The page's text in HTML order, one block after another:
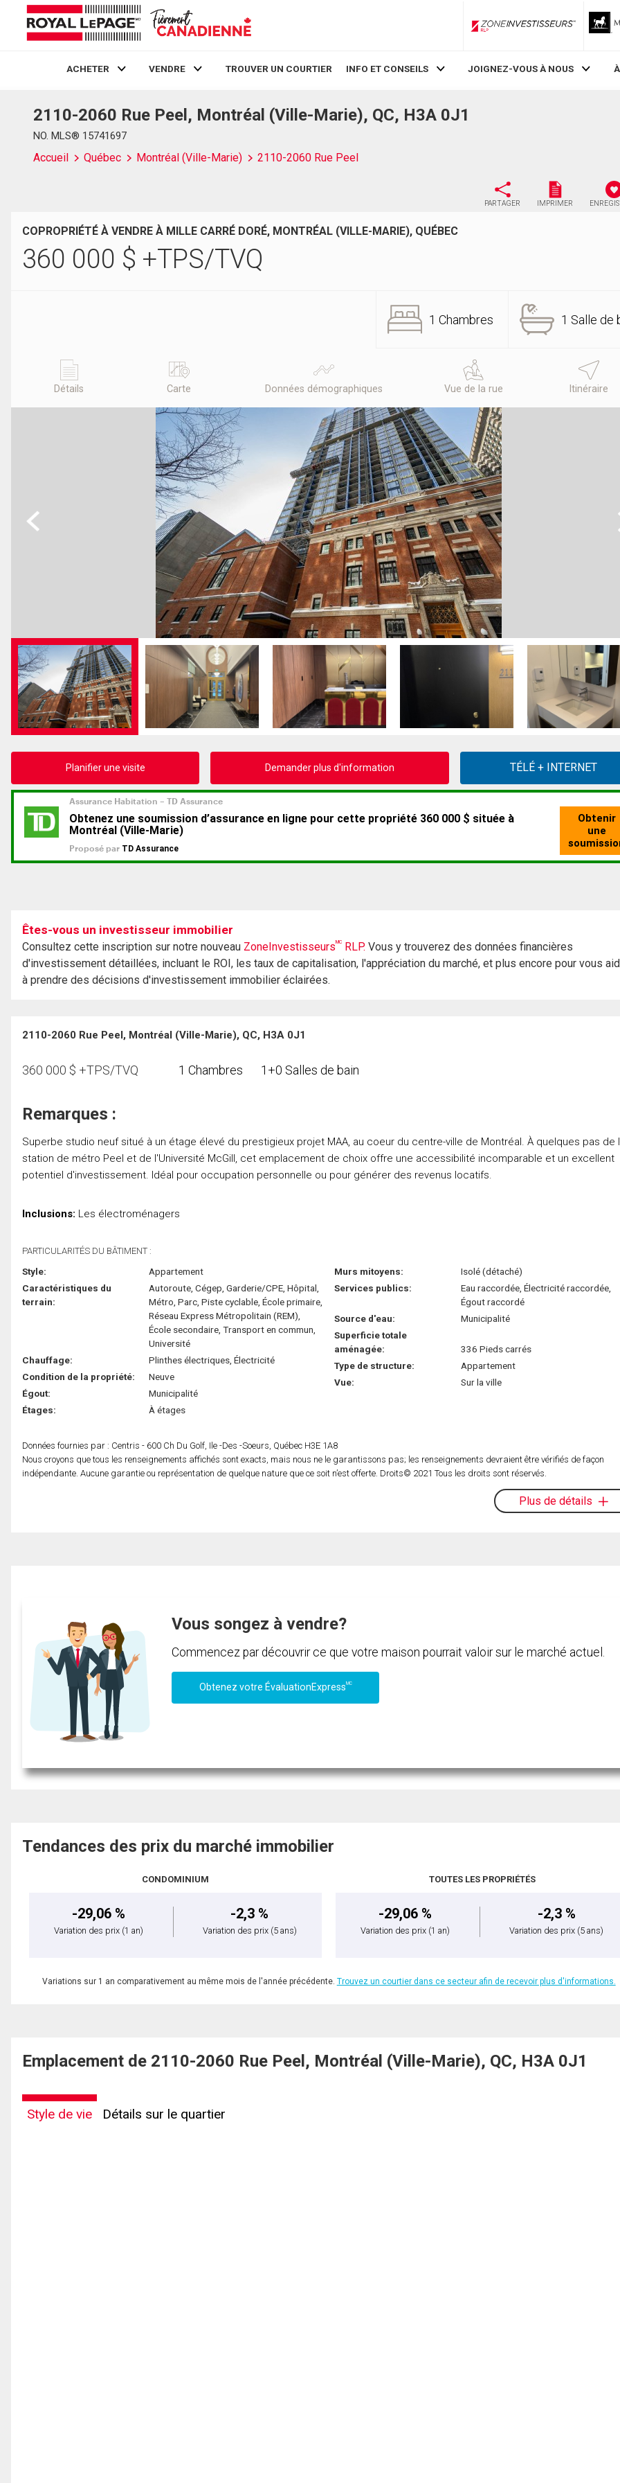
ZoneInvestisseurs RLP
ACHETER VENDRE TROUVER UN COURTIER INFO ET CONSEILS JOIGNEZ-VOUS À NOUS
2110-2060 Rue Peel, Montréal (Ville-Marie), QC, H3A 0J1
NO. MLS® 15741697
Accueil Québec Montréal (Ville-Marie) 2110-2060 Rue Peel
PARTAGER IMPRIMER
COPROPRIÉTÉ À VENDRE À MILLE CARRÉ DORÉ, MONTRÉAL (VILLE-MARIE), QUÉBEC
360 000 $ +TPS/TVQ
1 Chambres 1 Salle de
Détails Carte Données démographiques Vue de la rue Itinéraire
Previous
Planifier une visite Demander plus d'information
Êtes-vous un investisseur immobilier
Consultez cette inscription sur notre nouveau ZoneInvestisseursMC RLP. Vous y trouverez des données financières
d'investissement détaillées, incluant le ROI, les taux de capitalisation, l'appréciation du marché, et plus encore pour vous
à prendre des décisions d'investissement immobilier éclairées.
2110-2060 Rue Peel, Montréal (Ville-Marie), QC, H3A 0J1
360 000 $ +TPS/TVQ 1 Chambres 1+0 Salles de bain
Remarques :
Superbe studio neuf situé à un étage élevé du prestigieux projet MAA, au coeur du centre-ville de Montréal. À quelques pas de
station de métro Peel et de l'Université McGill, cet emplacement de choix offre une accessibilité incomparable et un excellent
potentiel d'investissement. Idéal pour occupation personnelle ou pour générer des revenus locatifs.
Inclusions: Les électroménagers
PARTICULARITÉS DU BÂTIMENT :
Style:
Appartement
Caractéristiques du
terrain:
Autoroute, Cégep, Garderie/CPE, Hôpital,
Métro, Parc, Piste cyclable, École primaire,
Réseau Express Métropolitain (REM),
École secondaire, Transport en commun,
Université
Chauffage:
Plinthes électriques, Électricité
Condition de la propriété:
Neuve
Égout:
Municipalité
Étages:
À étages
Murs mitoyens:
Isolé (détaché)
Services publics:
Eau raccordée, Électricité raccordée,
Égout raccordé
Source d'eau:
Municipalité
Superficie totale
aménagée:
336 Pieds carrés
Type de structure:
Appartement
Vue:
Sur la ville
Données fournies par : Centris - 600 Ch Du Golf, Ile -Des -Soeurs, Québec H3E 1A8
Nous croyons que tous les renseignements affichés sont exacts, mais nous ne le garantissons pas; les renseignements devraient être vérifiés de façon
indépendante. Aucune garantie ou représentation de quelque nature que ce soit n’est offerte. Droits© 2021 Tous les droits sont réservés.
Plus de détails
Vous songez à vendre?
Commencez par découvrir ce que votre maison pourrait valoir sur le marché actuel.
Obtenez votre ÉvaluationExpressMC
Tendances des prix du marché immobilier
CONDOMINIUM
-29,06 %
Variation des prix (1 an)
-2,3 %
Variation des prix (5 ans)
TOUTES LES PROPRIÉTÉS
-29,06 %
Variation des prix (1 an)
-2,3 %
Variation des prix (5 ans)
Variations sur 1 an comparativement au même mois de l'année précédente. Trouvez un courtier dans ce secteur afin de recevoir plus d'informations.
Emplacement de 2110-2060 Rue Peel, Montréal (Ville-Marie), QC, H3A 0J1
Style de vie Détails sur le quartier